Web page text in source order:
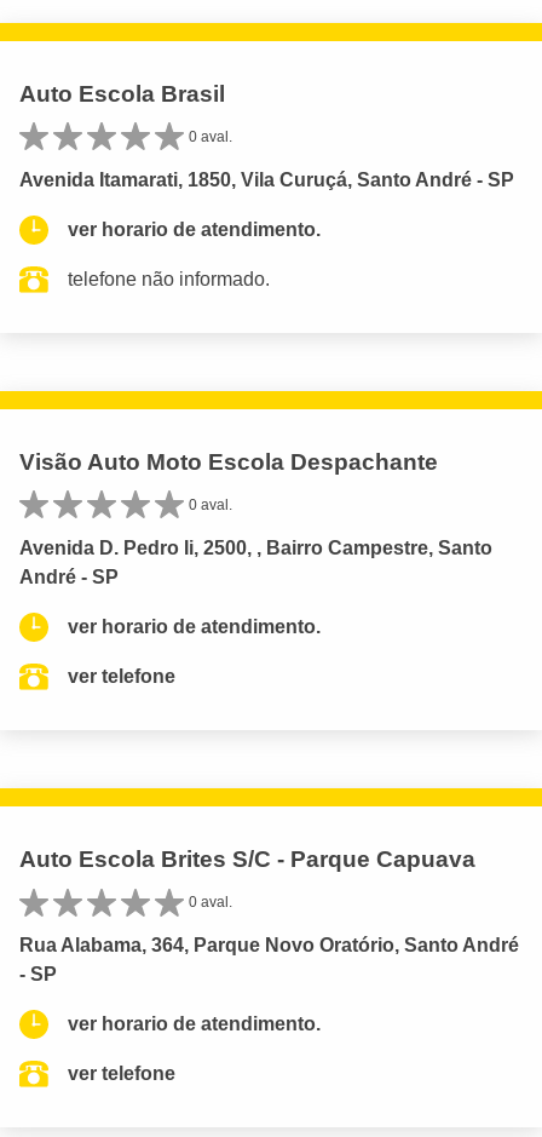
Auto Escola Brasil
0 aval.
Avenida Itamarati, 1850, Vila Curuçá, Santo André - SP
ver horario de atendimento.
telefone não informado.
Visão Auto Moto Escola Despachante
0 aval.
Avenida D. Pedro Ii, 2500, , Bairro Campestre, Santo
André - SP
ver horario de atendimento.
ver telefone
Auto Escola Brites S/C - Parque Capuava
0 aval.
Rua Alabama, 364, Parque Novo Oratório, Santo André
- SP
ver horario de atendimento.
ver telefone